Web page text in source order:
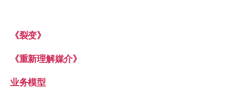
《裂变》
《重新理解媒介》
业务模型